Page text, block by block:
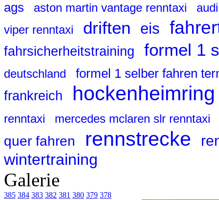
ags aston martin vantage renntaxi
viper renntaxi
driften eis
fahrsicherheitstraining formel 1
deutschland formel 1 selber fahren
frankreich hockenheimring
renntaxi mercedes mclaren slr renntaxi
quer fahren rennstrecke
wintertraining
Galerie
385 384 383 382 381 380 379 378